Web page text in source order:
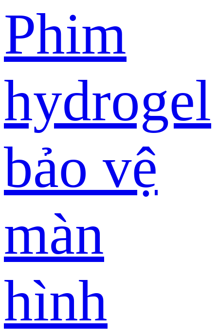
Phim
hydrogel
bảo vệ
màn
hình